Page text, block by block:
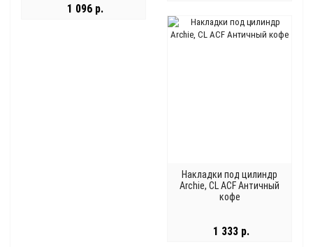
1 096 р.
Накладки под цилиндр
Archie, CL ACF Античный
кофе
1 333 р.